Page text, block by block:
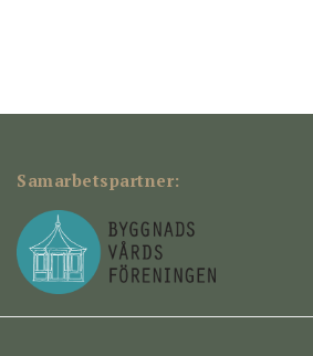
Samarbetspartner: